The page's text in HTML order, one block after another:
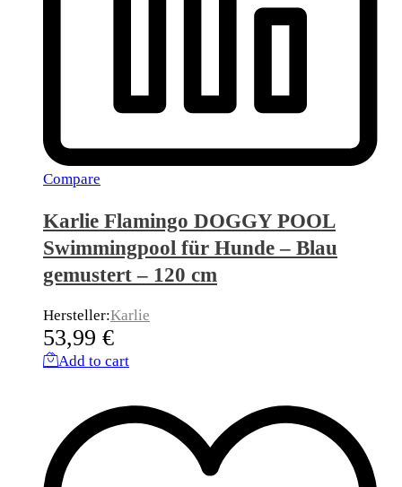
Compare
Karlie Flamingo DOGGY POOL
Swimmingpool für Hunde – Blau
gemustert – 120 cm
Hersteller:Karlie
53,99 €
Add to cart